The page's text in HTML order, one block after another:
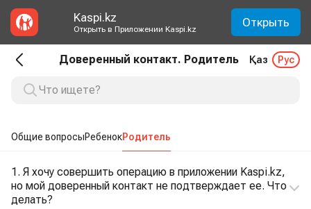
Kaspi.kz
Открыть в Приложении Kaspi.kz Открыть
Доверенный контакт. Родитель Қаз Рус
Общие вопросыРебенокРодитель
1. Я хочу совершить операцию в приложении Kaspi.kz,
но мой доверенный контакт не подтверждает ее. Что
делать?